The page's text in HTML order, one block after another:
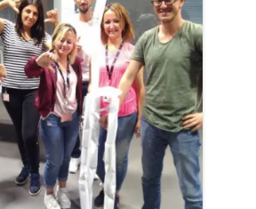
PAZARLAMA CANAVARI